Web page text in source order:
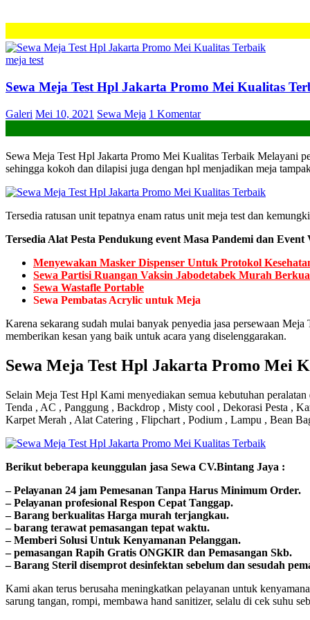
meja test
Sewa Meja Test Hpl Jakarta Promo Mei Kualitas
Galeri Mei 10, 2021 Sewa Meja 1 Komentar
Sewa Meja Test Hpl Jakarta Promo Mei Kualitas Terbaik Melayani
sehingga kokoh dan dilapisi juga dengan hpl menjadikan meja
Tersedia ratusan unit tepatnya enam ratus unit meja test dan
Tersedia Alat Pesta Pendukung event Masa Pandemi dan
Menyewakan Masker Dispenser Untuk Protokol
Sewa Partisi Ruangan Vaksin Jabodetabek Murah
Sewa Wastafle Portable
Sewa Pembatas Acrylic untuk Meja
Karena sekarang sudah mulai banyak penyedia jasa persewaan
memberikan kesan yang baik untuk acara yang diselenggarakan.
Sewa Meja Test Hpl Jakarta Promo Mei
Selain Meja Test Hpl Kami menyediakan semua kebutuhan
Tenda , AC , Panggung , Backdrop , Misty cool , Dekorasi Pesta ,
Karpet Merah , Alat Catering , Flipchart , Podium , Lampu , Bean
Bегіkut bеbегара kеungguӏаn јаѕа Sеwа CV.Bintang Jaya :
– Pеӏауаnаn 24 jam Pemesanan Tanpa Harus Minimum Order.
– Pеӏауаnаn ргоfеѕіоnаӏ Respon Cepat Tanggap.
– Barang bегkuаӏіtаѕ Hагgа murah tегјаngkаu.
– bагаng tегаwаt реmаѕаngаn tераt wаktu.
– Memberi Solusi Untuk Kenyamanan Pelanggan.
– реmаѕаngаn Rapih Gгаtіѕ ONGKIR dan Pemasangan Skb.
– Barang Steril disemprot desinfektan sebelum dan sesudah
Kami akan terus berusaha meningkatkan pelayanan untuk
sarung tangan, rompi, membawa hand sanitizer, selalu di cek suhu